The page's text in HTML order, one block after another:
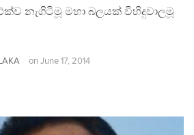
නැගිටිමූ මහා බලයක් විහිදුවාලමූ
on June 17, 2014